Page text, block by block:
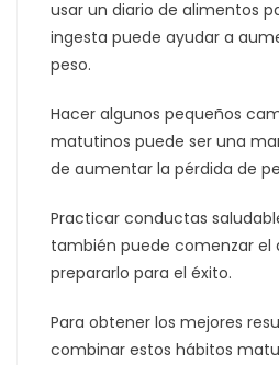
usar un diario de alimentos
ingesta puede ayudar a
peso.
Hacer algunos pequeños
matutinos puede ser una
de aumentar la pérdida de
Practicar conductas
también puede comenzar el
prepararlo para el éxito.
Para obtener los mejores
combinar estos hábitos